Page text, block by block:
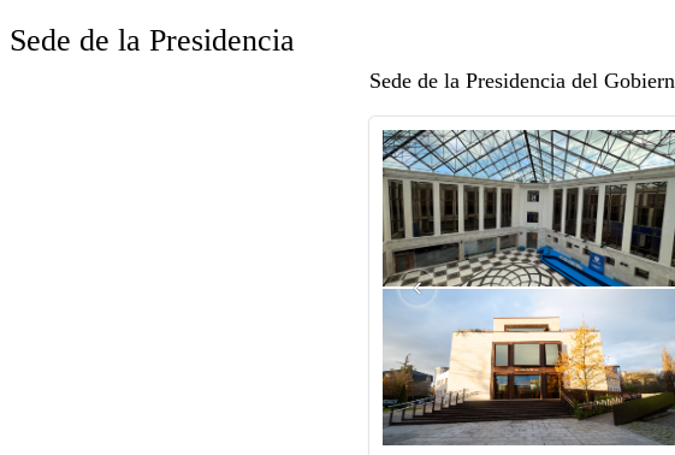
Sede de la Presidencia
Sede de la Presidencia del
‹